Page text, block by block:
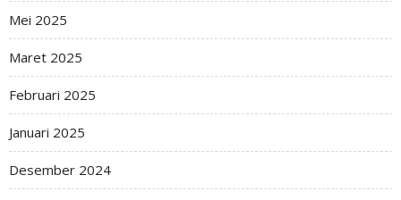
Mei 2025
Maret 2025
Februari 2025
Januari 2025
Desember 2024